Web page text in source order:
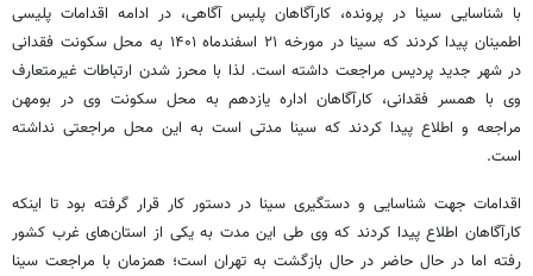
با شناسایی سینا در پرونده، کارآگاهان پلیس آگاهی، در ادامه اقدامات پلیسی
اطمینان پیدا کردند که سینا در مورخه ۲۱ اسفندماه ۱۴۰۱ به محل سکونت فقدانی
در شهر جدید پردیس مراجعت داشته است. لذا با محرز شدن ارتباطات غیرمتعارف
وی با همسر فقدانی، کارآگاهان اداره یازدهم به محل سکونت وی در بومهن
مراجعه و اطلاع پیدا کردند که سینا مدتی است به این محل مراجعتی نداشته
است.
اقدامات جهت شناسایی و دستگیری سینا در دستور کار قرار گرفته بود تا اینکه
کارآگاهان اطلاع پیدا کردند که وی طی این مدت به یکی از استان‌های غرب کشور
رفته اما در حال حاضر در حال بازگشت به تهران است؛ همزمان با مراجعت سینا